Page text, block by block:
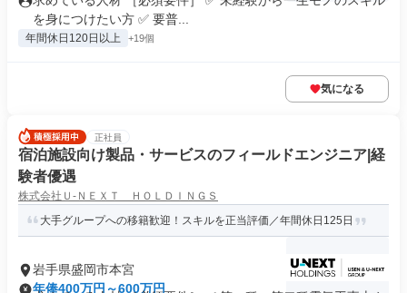
を身につけたい方 ✅ 要普...
年間休日120日以上 +19個
気になる
正社員
宿泊施設向け製品・サービスのフィールドエンジニア|経
験者優遇
株式会社Ｕ‐ＮＥＸＴ ＨＯＬＤＩＮＧＳ
大手グループへの移籍歓迎！スキルを正当評価／年間休日125日
岩手県盛岡市本宮
年俸400万円～600万円